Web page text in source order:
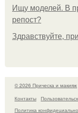
Ищу моделей. В
репост?
Здравствуйте,
© 2026 Прическа и макияж
Контакты
Политика